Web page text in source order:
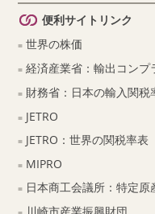
便利サイトリンク
世界の株価
経済産業省：輸出コンプ
財務省：日本の輸入関税
JETRO
JETRO：世界の関税率表
MIPRO
日本商工会議所：特定原